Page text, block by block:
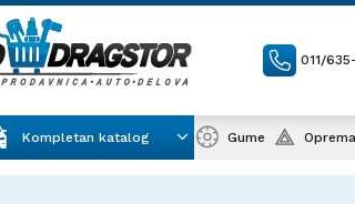
011/
Kompletan katalog Gume